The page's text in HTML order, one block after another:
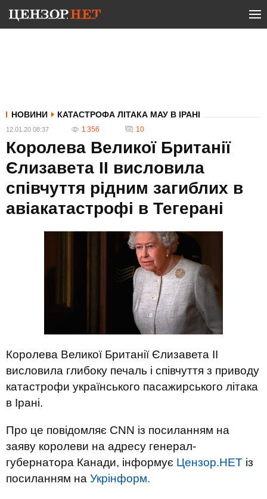
НОВИНИ КАТАСТРОФА ЛІТАКА МАУ В ІРАНІ
12.01.20 08:37 1 356 10
Королева Великої Британії
Єлизавета II висловила
співчуття рідним загиблих в
авіакатастрофі в Тегерані
Королева Великої Британії Єлизавета II
висловила глибоку печаль і співчуття з приводу
катастрофи українського пасажирського літака
в Ірані.
Про це повідомляє CNN із посиланням на
заяву королеви на адресу генерал-
губернатора Канади, інформує Цензор.НЕТ із
посиланням на Укрінформ.